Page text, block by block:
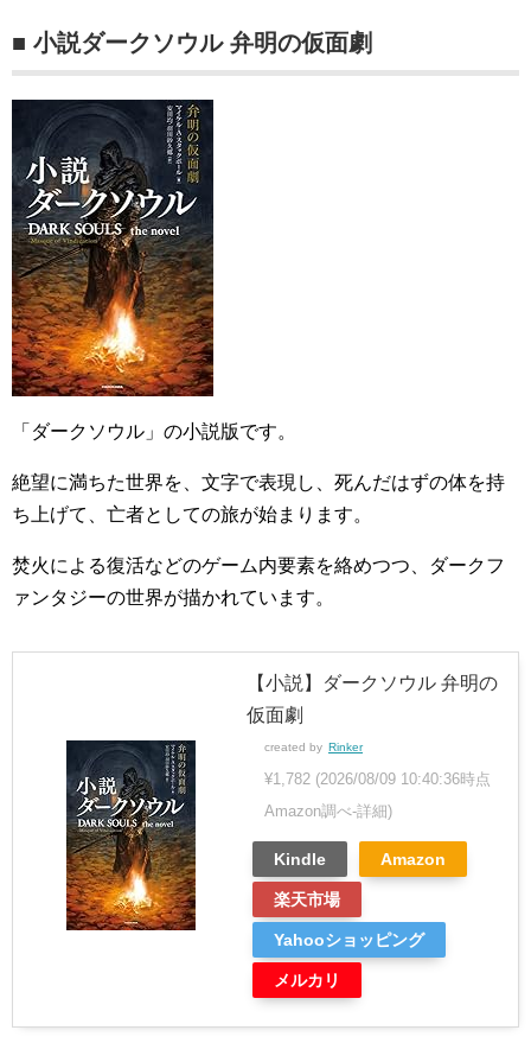
■ 小説ダークソウル 弁明の仮面劇
「ダークソウル」の小説版です。
絶望に満ちた世界を、文字で表現し、死んだはずの体を持
ち上げて、亡者としての旅が始まります。
焚火による復活などのゲーム内要素を絡めつつ、ダークフ
ァンタジーの世界が描かれています。
【小説】ダークソウル 弁明の
仮面劇
created by Rinker
¥1,782 (2026/08/09 10:40:36時点
Amazon調べ-詳細)
Kindle Amazon
楽天市場
Yahooショッピング
メルカリ